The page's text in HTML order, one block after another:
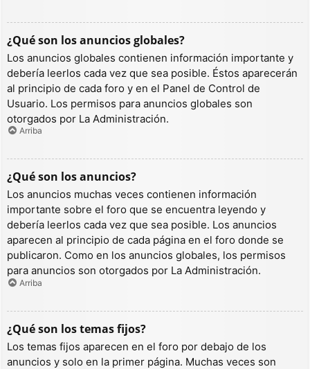
¿Qué son los anuncios globales?
Los anuncios globales contienen información importante y
debería leerlos cada vez que sea posible. Éstos aparecerán
al principio de cada foro y en el Panel de Control de
Usuario. Los permisos para anuncios globales son
otorgados por La Administración.
Arriba
¿Qué son los anuncios?
Los anuncios muchas veces contienen información
importante sobre el foro que se encuentra leyendo y
debería leerlos cada vez que sea posible. Los anuncios
aparecen al principio de cada página en el foro donde se
publicaron. Como en los anuncios globales, los permisos
para anuncios son otorgados por La Administración.
Arriba
¿Qué son los temas fijos?
Los temas fijos aparecen en el foro por debajo de los
anuncios y solo en la primer página. Muchas veces son